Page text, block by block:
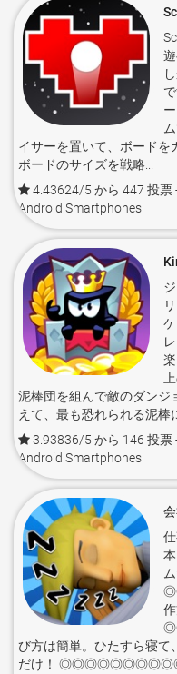
イサーを置いて、ボードを
ボードのサイズを戦略...
4.43624/5 から 447 投票
Android Smartphones
泥棒団を組んで敵のダンジ
えて、最も恐れられる泥棒に
3.93836/5 から 146 投票
Android Smartphones
び方は簡単。ひたすら寝て
だけ！